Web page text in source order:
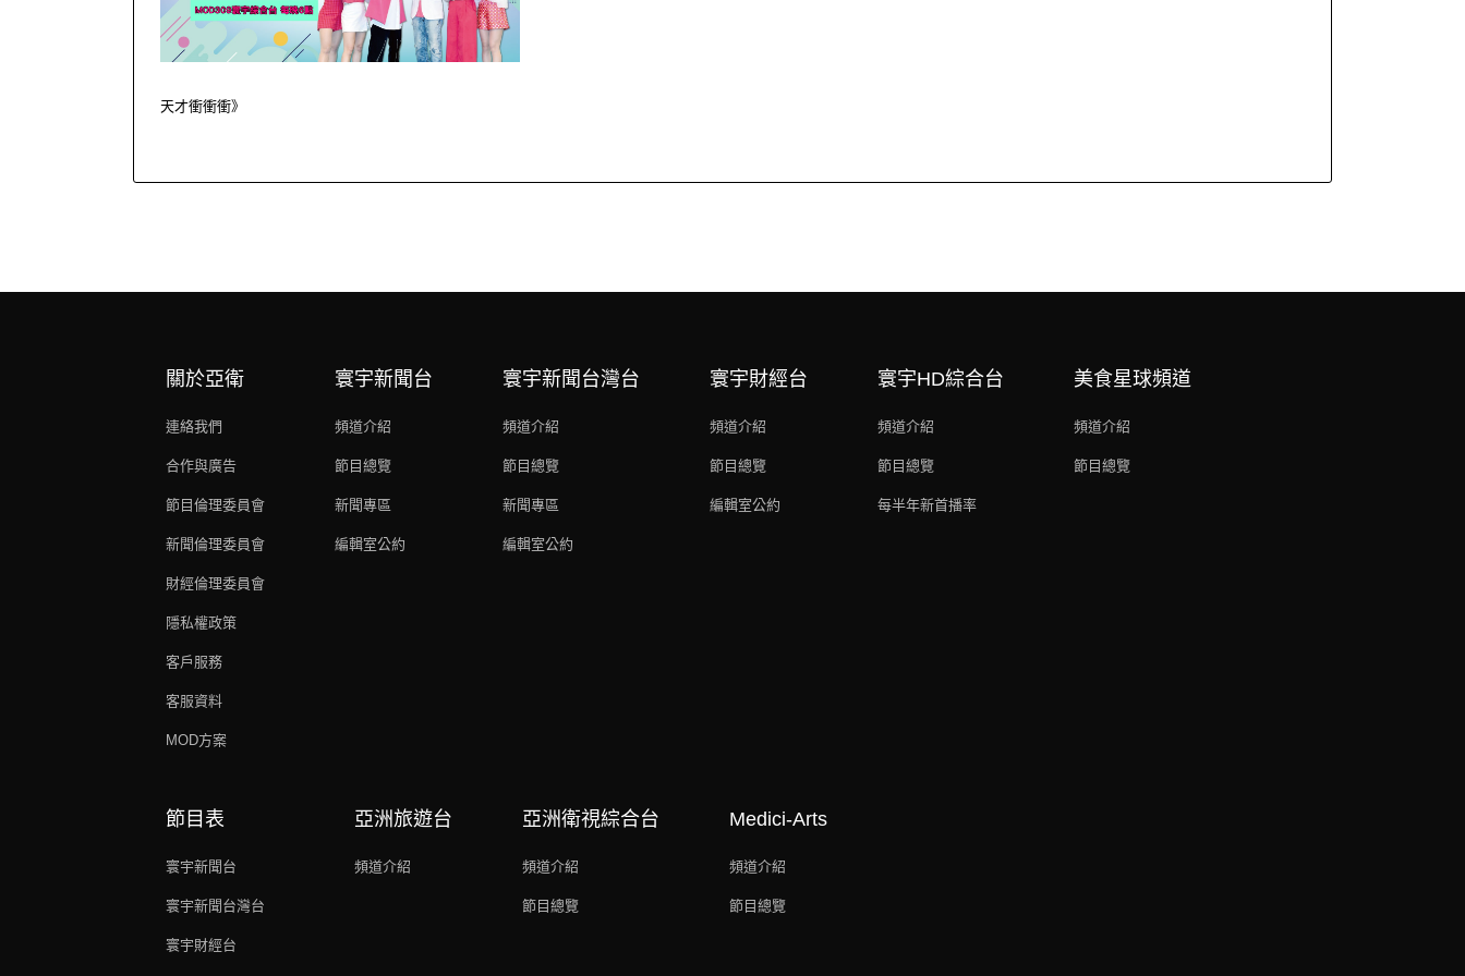
天才衝衝衝》
關於亞衛
連絡我們
合作與廣告
節目倫理委員會
新聞倫理委員會
財經倫理委員會
隱私權政策
客戶服務
客服資料
MOD方案
寰宇新聞台
頻道介紹
節目總覽
新聞專區
編輯室公約
寰宇新聞台灣台
頻道介紹
節目總覽
新聞專區
編輯室公約
寰宇財經台
頻道介紹
節目總覽
編輯室公約
寰宇HD綜合台
頻道介紹
節目總覽
每半年新首播率
美食星球頻道
頻道介紹
節目總覽
節目表
寰宇新聞台
寰宇新聞台灣台
寰宇財經台
亞洲旅遊台
頻道介紹
亞洲衛視綜合台
頻道介紹
節目總覽
Medici-Arts
頻道介紹
節目總覽